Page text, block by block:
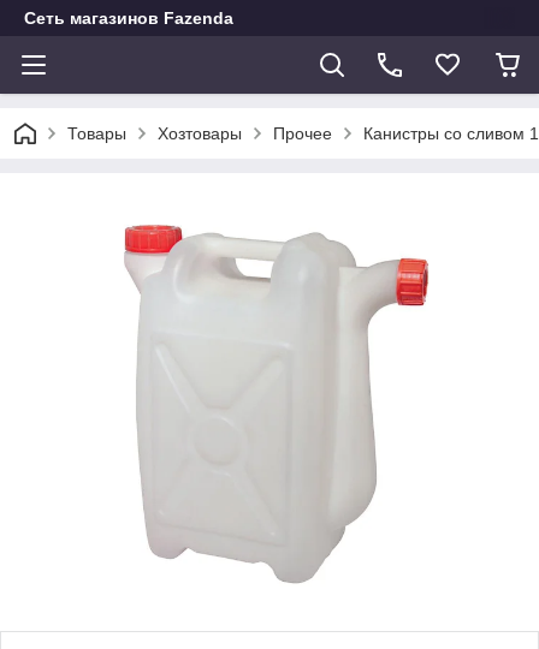
Сеть магазинов Fazenda
Товары Хозтовары Прочее Канистры со сливом